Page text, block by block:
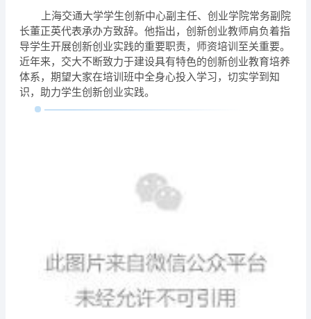
上海交通大学学生创新中心副主任、创业学院常务副院
长董正英代表承办方致辞。他指出，创新创业教师肩负着指
导学生开展创新创业实践的重要职责，师资培训至关重要。
近年来，交大不断致力于建设具有特色的创新创业教育培养
体系，期望大家在培训班中全身心投入学习，切实学到知
识，助力学生创新创业实践。